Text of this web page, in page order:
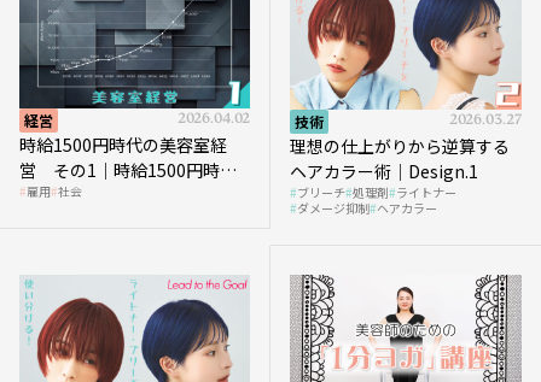
経営 2026.04.02
時給1500円時代の美容室経
営 その1｜時給1500円時代
へ向かう社会的背景
雇用 社会
技術 2026.03.27
理想の仕上がりから逆算する
ヘアカラー術｜Design.1
ブリーチ 処理剤 ライトナー
ダメージ抑制 ヘアカラー